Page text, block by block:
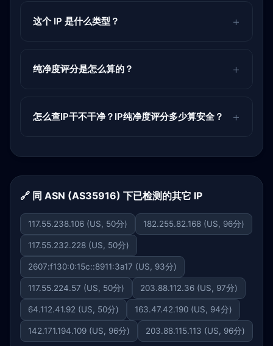
这个 IP 是什么类型？
纯净度评分是怎么算的？
怎么查IP干不干净？IP纯净度评分多少算安全？
🔗 同 ASN (AS35916) 下已检测的其它 IP
117.55.238.106 (US, 50分) 182.255.82.168 (US, 96分)
117.55.232.228 (US, 50分)
2607:f130:0:15c::8911:3a17 (US, 93分)
117.55.224.57 (US, 50分) 203.88.112.36 (US, 97分)
64.112.41.92 (US, 50分) 163.47.42.190 (US, 94分)
142.171.194.109 (US, 96分) 203.88.115.113 (US, 96分)